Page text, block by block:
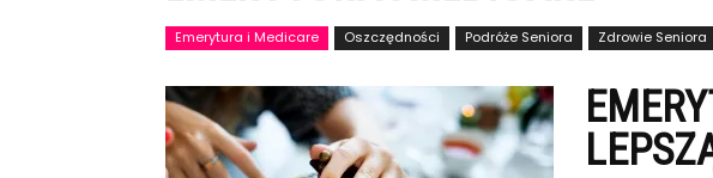
Emerytura i Medicare Oszczędności Podróże Seniora Zdrowie Seniora